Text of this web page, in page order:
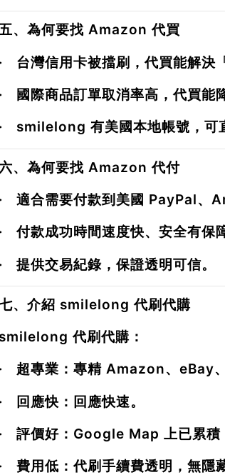
、為何要找 Amazon 代買
· 台灣信用卡被擋刷，代買能解決
·
國際商品訂單取消率高，代買能
· smilelong 有美國本地帳號，可
六、為何要找 Amazon 代付
· 適合需要付款到美國 PayPal、
· 付款成功時間速度快、安全有保
· 提供交易紀錄，保證透明可信。
、介紹 smilelong 代刷代購
smilelong 代刷代購：
· 超專業 ：專精 Amazon、eBay
·
回應快 ：回應快速。
· 評價好：Google Map 上已累積
· 費用低 ：代刷手續費透明，無隱